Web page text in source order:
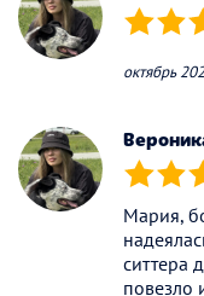
(*) (*)
октябрь
(*) (*)
Мария,
ситтера
повезло